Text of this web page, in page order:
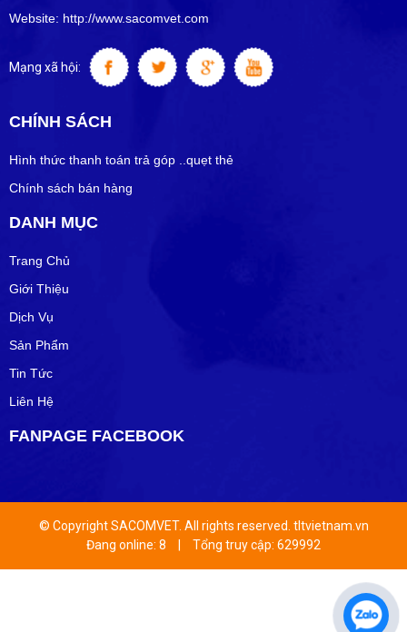
Website: http://www.sacomvet.com
Mạng xã hội:
CHÍNH SÁCH
Hình thức thanh toán trả góp ..quẹt thẻ
Chính sách bán hàng
DANH MỤC
Trang Chủ
Giới Thiệu
Dịch Vụ
Sản Phẩm
Tin Tức
Liên Hệ
FANPAGE FACEBOOK
© Copyright SACOMVET. All rights reserved. tltvietnam.vn
Đang online: 8
Tổng truy cập: 629992